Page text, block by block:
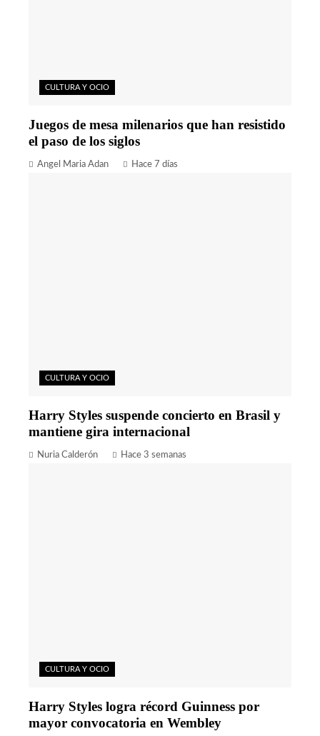
CULTURA Y OCIO
Juegos de mesa milenarios que han resistido
el paso de los siglos
Angel Maria Adan Hace 7 días
CULTURA Y OCIO
Harry Styles suspende concierto en Brasil y
mantiene gira internacional
Nuria Calderón Hace 3 semanas
CULTURA Y OCIO
Harry Styles logra récord Guinness por
mayor convocatoria en Wembley